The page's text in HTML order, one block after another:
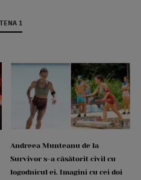
1
Andreea Munteanu de la
Survivor s-a căsătorit civil cu
logodnicul ei. Imagini cu cei doi